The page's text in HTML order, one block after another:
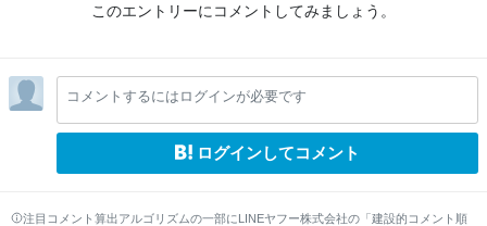
このエントリーにコメントしてみましょう。
コメントするにはログインが必要です
ログインしてコメント
注目コメント算出アルゴリズムの一部にLINEヤフー株式会社の「建設的コメント順